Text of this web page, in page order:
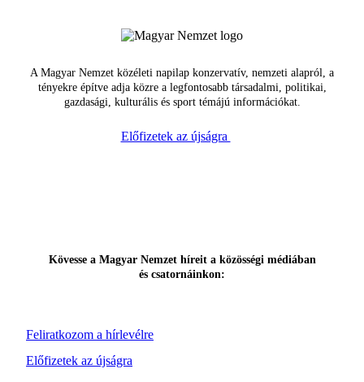
A Magyar Nemzet közéleti napilap konzervatív, nemzeti alapról, a
tényekre építve adja közre a legfontosabb társadalmi, politikai,
gazdasági, kulturális és sport témájú információkat.
Előfizetek az újságra
Feliratkozom a hírlevélre
Kövesse a Magyar Nemzet híreit a közösségi médiában
és csatornáinkon:
Előfizetek az újságra